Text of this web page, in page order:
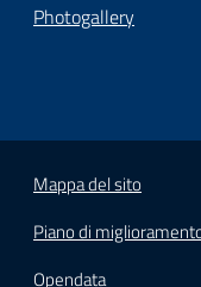
Photogallery
Mappa del sito
Piano di
Opendata